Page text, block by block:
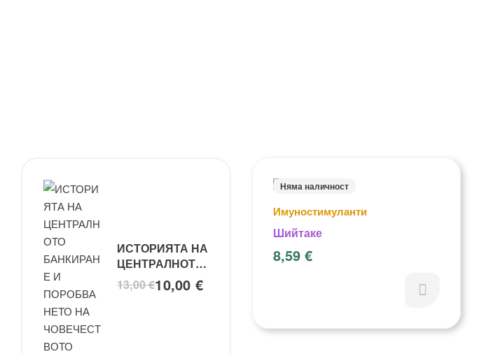
Няма наличност
Имуностимуланти
Шийтаке
8,59 €
ИСТОРИЯТА НА
ЦЕНТРАЛНОТО
БАНКИРАНЕ И
ПОРОБВАНЕТО
13,00€10,00 €